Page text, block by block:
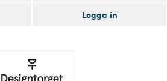
Logga in